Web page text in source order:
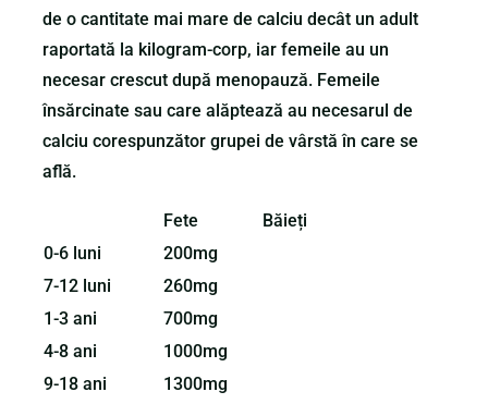
de o cantitate mai mare de calciu decât un adult
raportată la kilogram-corp, iar femeile au un
necesar crescut după menopauză. Femeile
însărcinate sau care alăptează au necesarul de
calciu corespunzător grupei de vârstă în care se
află.
Fete
Băieți
0-6 luni
200mg
7-12 luni
260mg
1-3 ani
700mg
4-8 ani
1000mg
9-18 ani
1300mg